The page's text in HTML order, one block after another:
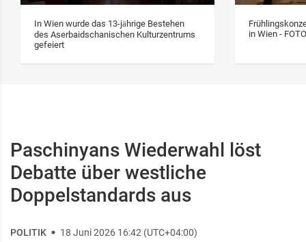
In Wien wurde das 13‑jährige Bestehen
des Aserbaidschanischen Kulturzentrums
gefeiert
in Wien - FOTO
Paschinyans Wiederwahl löst
Debatte über westliche
Doppelstandards aus
POLITIK 18 Juni 2026 16:42 (UTC+04:00)